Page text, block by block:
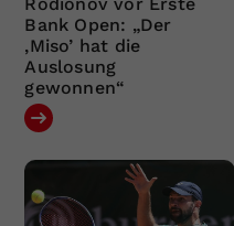
Bank Open: „Der
‚Miso’ hat die
Auslosung
gewonnen“